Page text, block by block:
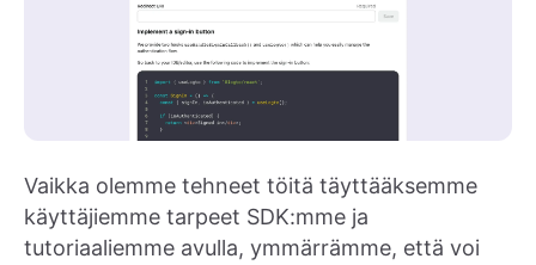
Vaikka olemme tehneet töitä täyttääksemme
käyttäjiemme tarpeet SDK:mme ja
tutoriaaliemme avulla, ymmärrämme, että voi